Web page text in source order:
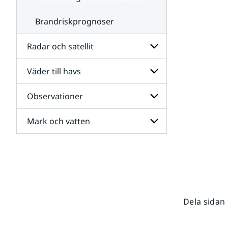
Brandriskprognoser
Radar och satellit
Undersidor
för
Radar
och
satellit
Väder till havs
Undersidor
för
Väder
till
havs
Observationer
Undersidor
för
Mark och vatten
Dela sidan